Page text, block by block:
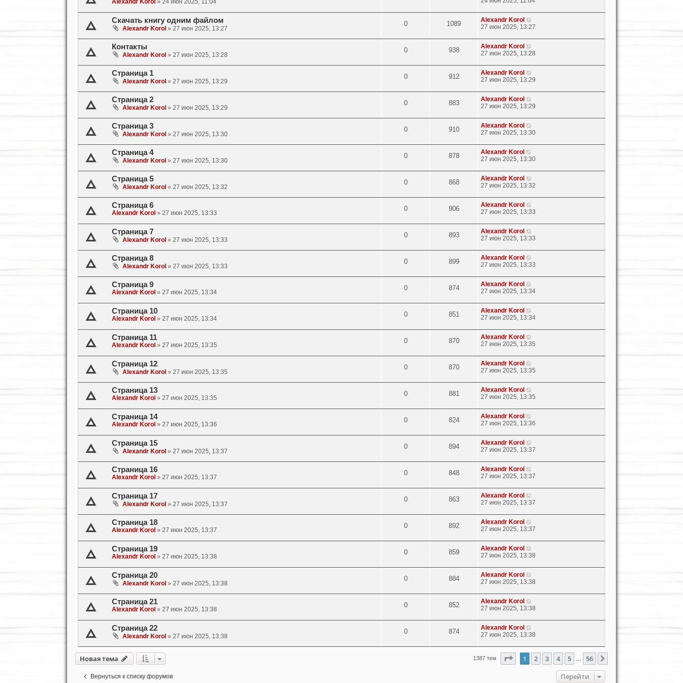
Скачать книгу одним файлом
Alexandr Korol» 27 июн 2025, 13:27
0 1089
Alexandr Korol
27 июн 2025, 13:27
Контакты
Alexandr Korol» 27 июн 2025, 13:28
0 938
Alexandr Korol
27 июн 2025, 13:28
Страница 1
Alexandr Korol» 27 июн 2025, 13:29
0 912
Alexandr Korol
27 июн 2025, 13:29
Страница 2
Alexandr Korol» 27 июн 2025, 13:29
0 883
Alexandr Korol
27 июн 2025, 13:29
Страница 3
Alexandr Korol» 27 июн 2025, 13:30
0 910
Alexandr Korol
27 июн 2025, 13:30
Страница 4
Alexandr Korol» 27 июн 2025, 13:30
0 878
Alexandr Korol
27 июн 2025, 13:30
Страница 5
Alexandr Korol» 27 июн 2025, 13:32
0 868
Alexandr Korol
27 июн 2025, 13:32
Страница 6
Alexandr Korol» 27 июн 2025, 13:33
0 906
Alexandr Korol
27 июн 2025, 13:33
Страница 7
Alexandr Korol» 27 июн 2025, 13:33
0 893
Alexandr Korol
27 июн 2025, 13:33
Страница 8
Alexandr Korol» 27 июн 2025, 13:33
0 899
Alexandr Korol
27 июн 2025, 13:33
Страница 9
Alexandr Korol» 27 июн 2025, 13:34
0 874
Alexandr Korol
27 июн 2025, 13:34
Страница 10
Alexandr Korol» 27 июн 2025, 13:34
0 851
Alexandr Korol
27 июн 2025, 13:34
Страница 11
Alexandr Korol» 27 июн 2025, 13:35
0 870
Alexandr Korol
27 июн 2025, 13:35
Страница 12
Alexandr Korol» 27 июн 2025, 13:35
0 870
Alexandr Korol
27 июн 2025, 13:35
Страница 13
Alexandr Korol» 27 июн 2025, 13:35
0 881
Alexandr Korol
27 июн 2025, 13:35
Страница 14
Alexandr Korol» 27 июн 2025, 13:36
0 824
Alexandr Korol
27 июн 2025, 13:36
Страница 15
Alexandr Korol» 27 июн 2025, 13:37
0 894
Alexandr Korol
27 июн 2025, 13:37
Страница 16
Alexandr Korol» 27 июн 2025, 13:37
0 848
Alexandr Korol
27 июн 2025, 13:37
Страница 17
Alexandr Korol» 27 июн 2025, 13:37
0 863
Alexandr Korol
27 июн 2025, 13:37
Страница 18
Alexandr Korol» 27 июн 2025, 13:37
0 892
Alexandr Korol
27 июн 2025, 13:37
Страница 19
Alexandr Korol» 27 июн 2025, 13:38
0 859
Alexandr Korol
27 июн 2025, 13:38
Страница 20
Alexandr Korol» 27 июн 2025, 13:38
0 884
Alexandr Korol
27 июн 2025, 13:38
Страница 21
Alexandr Korol» 27 июн 2025, 13:38
0 852
Alexandr Korol
27 июн 2025, 13:38
Страница 22
Alexandr Korol» 27 июн 2025, 13:38
0 874
Alexandr Korol
27 июн 2025, 13:38
Новая тема 1387 тем Страница1 из 56
1 2 3 4 5 56
Вернуться к списку форумов Перейти